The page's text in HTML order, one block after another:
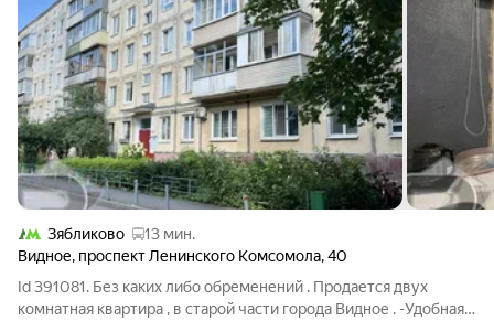
Зябликово
13 мин.
Видное, проспект Ленинского Комсомола,40
Id 391081. Без каких либо обременений . Продается двух
комнатная квартира , в старой части города Видное . -Удобная